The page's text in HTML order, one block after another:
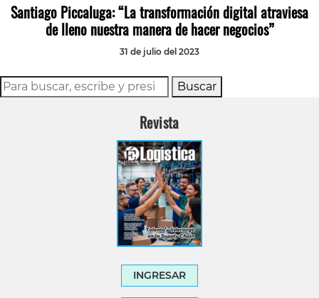
Santiago Piccaluga: “La transformación digital atraviesa
de lleno nuestra manera de hacer negocios”
31 de julio del 2023
Buscar
Revista
INGRESAR